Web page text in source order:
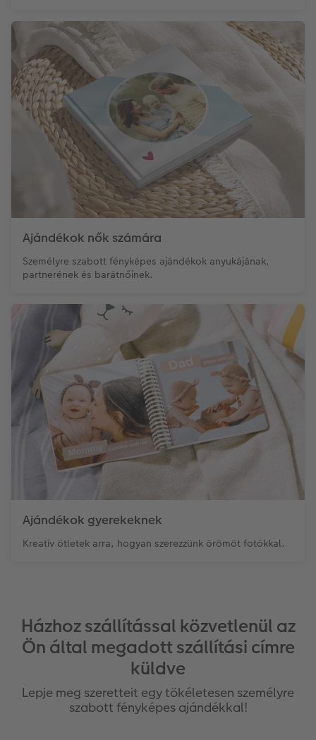
Ajándékok nők számára
Személyre szabott fényképes ajándékok anyukájának,
partnerének és barátnőinek.
Ajándékok gyerekeknek
Kreatív ötletek arra, hogyan szerezzünk örömöt fotókkal.
Házhoz szállítással közvetlenül az
Ön által megadott szállítási címre
küldve
Lepje meg szeretteit egy tökéletesen személyre
szabott fényképes ajándékkal!